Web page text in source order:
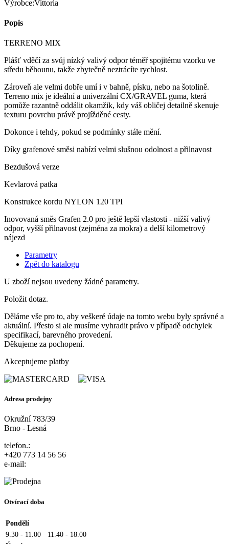
Výrobce:Vittoria
Popis
TERRENO MIX
Plášť vděčí za svůj nízký valivý odpor téměř spojitému vzorku ve
středu běhounu, takže zbytečně neztrácíte rychlost.
Zároveň ale velmi dobře umí i v bahně, písku, nebo na šotolině.
Terreno mix je ideální a univerzální CX/GRAVEL guma, která
pomůže razantně oddálit okamžik, kdy váš obličej detailně skenuje
texturu povrchu právě projížděné cesty.
Dokonce i tehdy, pokud se podmínky stále mění.
Díky grafenové směsi nabízí velmi slušnou odolnost a přilnavost
Bezdušová verze
Kevlarová patka
Konstrukce kordu NYLON 120 TPI
Inovovaná směs Grafen 2.0 pro ještě lepší vlastosti - nižší valivý
odpor, vyšší přilnavost (zejména za mokra) a delší kilometrový
nájezd
Parametry
Zpět do katalogu
U zboží nejsou uvedeny žádné parametry.
Položit dotaz.
Děláme vše pro to, aby veškeré údaje na tomto webu byly správné a
aktuální. Přesto si ale musíme vyhradit právo v případě odchylek
specifikací, barevného provedení.
Děkujeme za pochopení.
Akceptujeme platby
Adresa prodejny
Okružní 783/39
Brno - Lesná
telefon.:
+420 773 14 56 56
e-mail:
Otvírací doba
Pondělí
9.30 - 11.00
11.40 - 18.00